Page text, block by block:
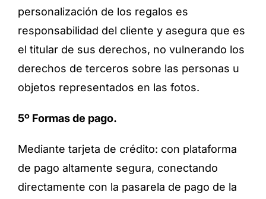
personalización de los regalos es
responsabilidad del cliente y asegura que es
el titular de sus derechos, no vulnerando los
derechos de terceros sobre las personas u
objetos representados en las fotos.
5º Formas de pago.
Mediante tarjeta de crédito: con plataforma
de pago altamente segura, conectando
directamente con la pasarela de pago de la